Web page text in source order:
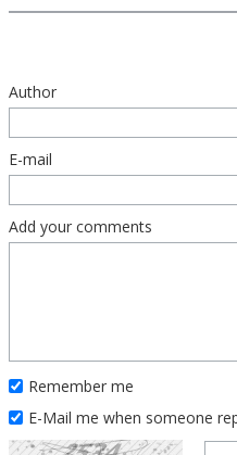
Author
E-mail
Add your comments
Remember me
E-Mail me when someone